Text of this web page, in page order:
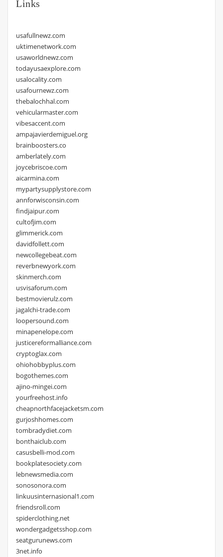
Links
usafullnewz.com
uktimenetwork.com
usaworldnewz.com
todayusaexplore.com
usalocality.com
usafournewz.com
thebalochhal.com
vehicularmaster.com
vibesaccent.com
ampajavierdemiguel.org
brainboosters.co
amberlately.com
joycebriscoe.com
aicarmina.com
mypartysupplystore.com
annforwisconsin.com
findjaipur.com
cultofjim.com
glimmerick.com
davidfollett.com
newcollegebeat.com
reverbnewyork.com
skinmerch.com
usvisaforum.com
bestmovierulz.com
jagalchi-trade.com
loopersound.com
minapenelope.com
justicereformalliance.com
cryptoglax.com
ohiohobbyplus.com
bogothemes.com
ajino-mingei.com
yourfreehost.info
cheapnorthfacejacketsm.com
gurjoshhomes.com
tombradydiet.com
bonthaiclub.com
casusbelli-mod.com
bookplatesociety.com
lebnewsmedia.com
sonosonora.com
linkuusinternasional1.com
friendsroll.com
spiderclothing.net
wondergadgetsshop.com
seatgurunews.com
3net.info